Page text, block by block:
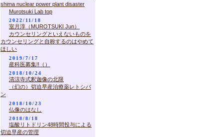
shima nuclear power plant disaster
Murotsuki Lab top
2022/11/18
室月淳（MUROTSUKI Jun）
カウンセリングといえないものを
カウンセリングと自称するのはやめて
ほしい
2019/7/17
産科医募集!!（）
2018/10/24
清涼寺式釈迦像の北限
（幻の）切迫早産治療薬レトシバ
ン
2018/10/23
仏像のはなし
2018/8/18
塩酸リトドリン48時間投与による
切迫早産の管理